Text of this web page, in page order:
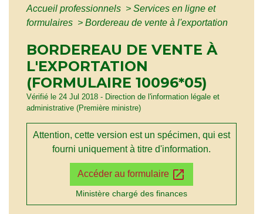
Accueil professionnels > Services en ligne et
formulaires > Bordereau de vente à l'exportation
BORDEREAU DE VENTE À
L'EXPORTATION
(FORMULAIRE 10096*05)
Vérifié le 24 Jul 2018 - Direction de l'information légale et
administrative (Première ministre)
Attention, cette version est un spécimen, qui est
fourni uniquement à titre d'information.
Accéder au formulaire open_in_new
Ministère chargé des finances